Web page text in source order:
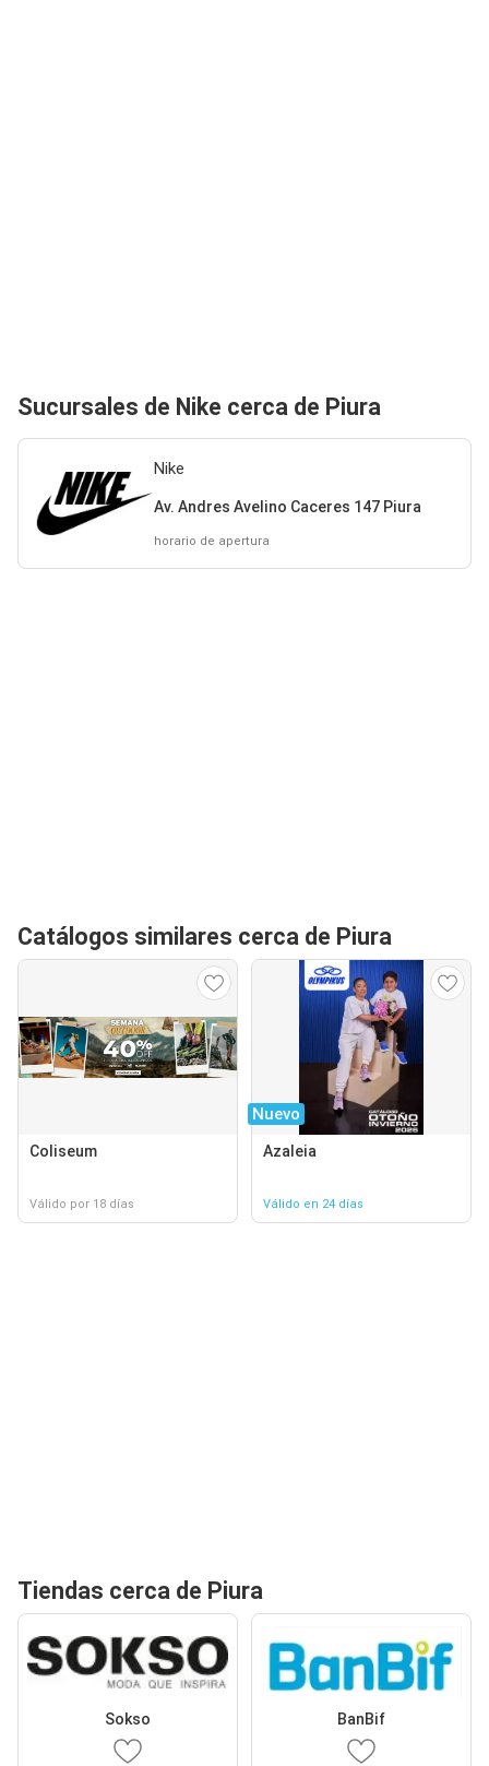
Sucursales de Nike cerca de Piura
Nike
Av. Andres Avelino Caceres 147 Piura
horario de apertura
Catálogos similares cerca de Piura
Coliseum
Válido por 18 días
Nuevo
Azaleia
Válido en 24 días
Tiendas cerca de Piura
Sokso BanBif